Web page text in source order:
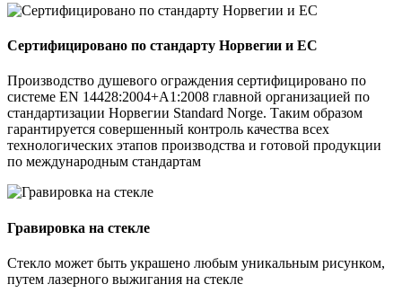
Сертифицировано по стандарту Норвегии и EC
Производство душевого ограждения сертифицировано по
системе EN 14428:2004+A1:2008 главной организацией по
стандартизации Норвегии Standard Norge. Таким образом
гарантируется совершенный контроль качества всех
технологических этапов производства и готовой продукции
по международным стандартам
Гравировка на стекле
Стекло может быть украшено любым уникальным рисунком,
путем лазерного выжигания на стекле